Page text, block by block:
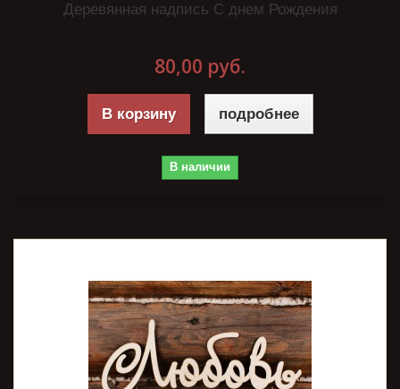
Деревянная надпись С днем Рождения
80,00 руб.
В корзину подробнее
В наличии